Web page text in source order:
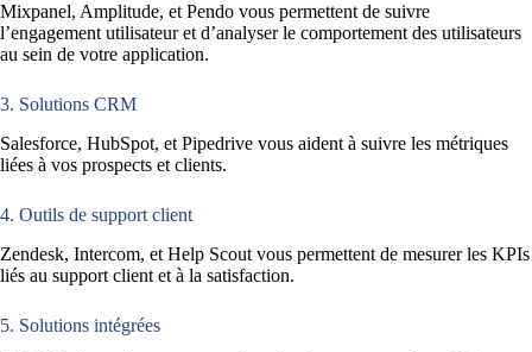
Mixpanel, Amplitude, et Pendo vous permettent de suivre
l’engagement utilisateur et d’analyser le comportement des utilisateurs
au sein de votre application.
3. Solutions CRM
Salesforce, HubSpot, et Pipedrive vous aident à suivre les métriques
liées à vos prospects et clients.
4. Outils de support client
Zendesk, Intercom, et Help Scout vous permettent de mesurer les KPIs
liés au support client et à la satisfaction.
5. Solutions intégrées